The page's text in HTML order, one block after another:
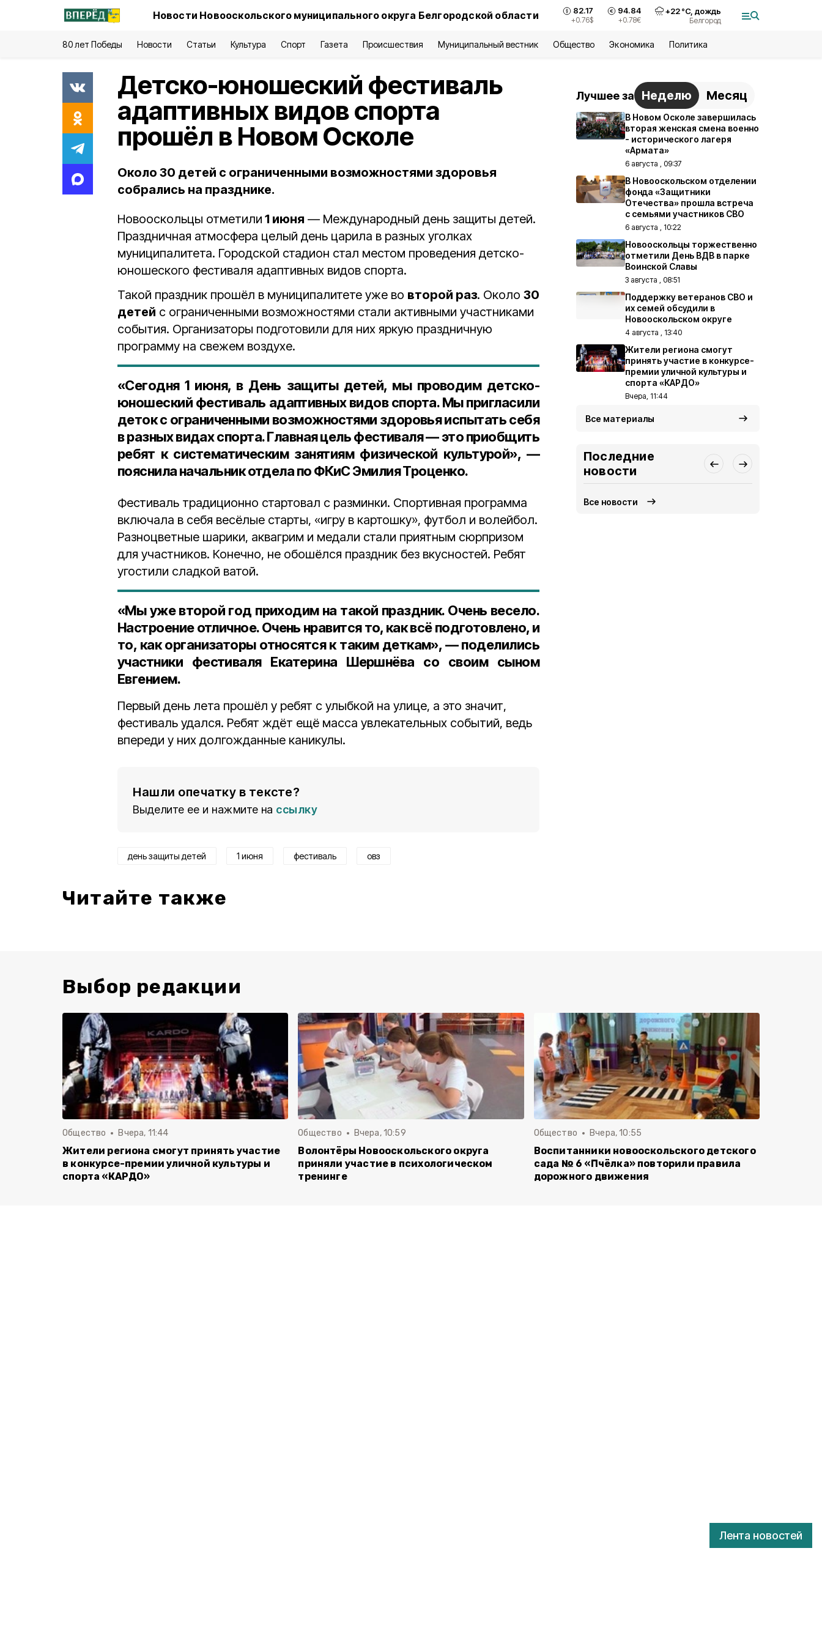
Новости Новооскольского муниципального округа Белгородской области 82.17
+0.76$
94.84
+0.78€
+22°С, дождь
Белгород
80 лет Победы Новости Статьи Культура Спорт Газета Происшествия Муниципальный вестник Общество Экономика Политика
Лента новостей
Детско-юношеский фестиваль
адаптивных видов спорта
прошёл в Новом Осколе
Около 30 детей с ограниченными возможностями здоровья
собрались на празднике.
Новооскольцы отметили 1 июня — Международный день защиты детей.
Праздничная атмосфера целый день царила в разных уголках
муниципалитета. Городской стадион стал местом проведения детско-
юношеского фестиваля адаптивных видов спорта.
Такой праздник прошёл в муниципалитете уже во второй раз. Около 30
детей с ограниченными возможностями стали активными участниками
события. Организаторы подготовили для них яркую праздничную
программу на свежем воздухе.
«Сегодня 1 июня, в День защиты детей, мы проводим детско-
юношеский фестиваль адаптивных видов спорта. Мы пригласили
деток с ограниченными возможностями здоровья испытать себя
в разных видах спорта. Главная цель фестиваля — это приобщить
ребят к систематическим занятиям физической культурой», —
пояснила начальник отдела по ФКиСЭмилия Троценко.
Фестиваль традиционно стартовал с разминки. Спортивная программа
включала в себя весёлые старты, «игру в картошку», футбол и волейбол.
Разноцветные шарики, аквагрим и медали стали приятным сюрпризом
для участников. Конечно, не обошёлся праздник без вкусностей. Ребят
угостили сладкой ватой.
«Мы уже второй год приходим на такой праздник. Очень весело.
Настроение отличное. Очень нравится то, как всё подготовлено, и
то, как организаторы относятся к таким деткам», — поделились
участники фестиваля Екатерина Шершнёва со своим сыном
Евгением.
Первый день лета прошёл у ребят с улыбкой на улице, а это значит,
фестиваль удался. Ребят ждёт ещё масса увлекательных событий, ведь
впереди у них долгожданные каникулы.
Нашли опечатку в тексте?
Выделите ее и нажмите на ссылку
день защиты детей 1 июня фестиваль овз
Читайте также
Лучшее за Неделю Месяц
В Новом Осколе завершилась
вторая женская смена военно
- исторического лагеря
«Армата»
6 августа , 09:37
В Новооскольском отделении
фонда «Защитники
Отечества» прошла встреча
с семьями участников СВО
6 августа , 10:22
Новооскольцы торжественно
отметили День ВДВ в парке
Воинской Славы
3 августа , 08:51
Поддержку ветеранов СВО и
их семей обсудили в
Новооскольском округе
4 августа , 13:40
Жители региона смогут
принять участие в конкурсе-
премии уличной культуры и
спорта «КАРДО»
Вчера, 11:44
Все материалы
Последние
новости
Все новости
Выбор редакции
Общество Вчера, 11:44
Жители региона смогут принять участие
в конкурсе-премии уличной культуры и
спорта «КАРДО»
Общество Вчера, 10:59
Волонтёры Новооскольского округа
приняли участие в психологическом
тренинге
Общество Вчера, 10:55
Воспитанники новооскольского детского
сада № 6 «Пчёлка» повторили правила
дорожного движения